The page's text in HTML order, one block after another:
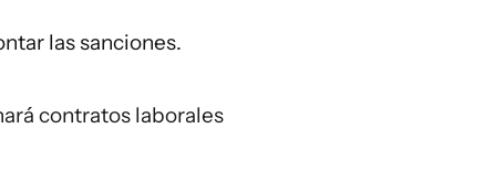
las sanciones.
contratos laborales